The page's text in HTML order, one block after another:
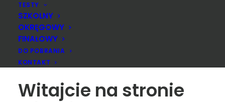
TESTY
SZKOLNY
OKRĘGOWY
FINAŁOWY
DO POBRANIA
KONTAKT
Witajcie na stronie